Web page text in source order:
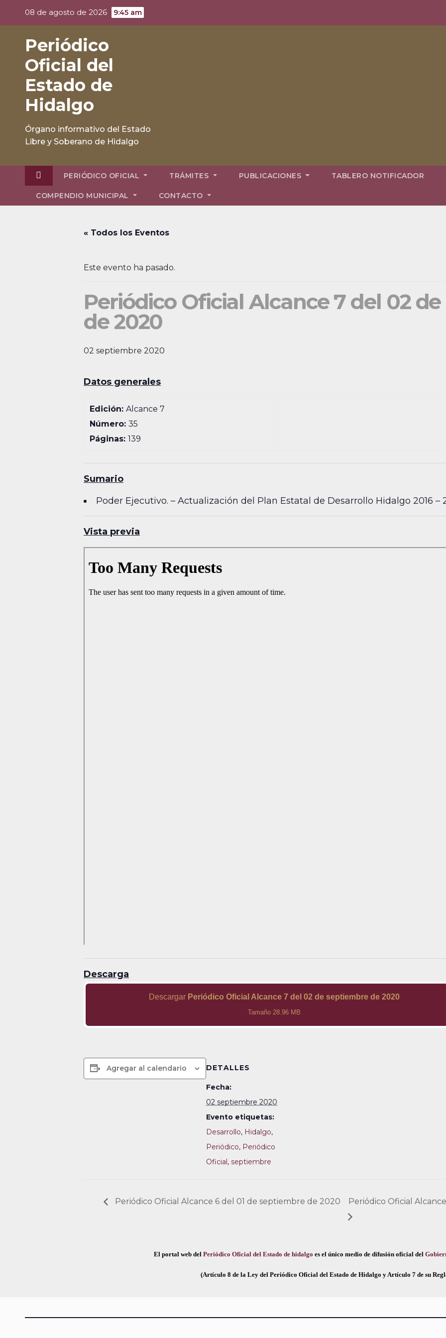
08 de agosto de 2026 9:45 am
Periódico
Oficial del
Estado de
Hidalgo
Órgano informativo del Estado
Libre y Soberano de Hidalgo
PERIÓDICO OFICIAL TRÁMITES PUBLICACIONES TABLERO NOTIFICADOR
COMPENDIO MUNICIPAL CONTACTO
« Todos los Eventos
Este evento ha pasado.
Periódico Oficial Alcance 7 del 02
de 2020
02 septiembre 2020
Datos generales
Edición:Alcance 7
Número:35
Páginas:139
Sumario
Poder Ejecutivo. – Actualización del Plan Estatal de Desarrollo Hidalgo 2016 –
Vista previa
Skip
to
PDF
content
Descarga
Descargar Periódico Oficial Alcance 7 del 02 de septiembre de 2020
Tamaño 28.96 MB
Agregar al calendario DETALLES
Fecha:
02 septiembre 2020
Evento etiquetas:
Desarrollo, Hidalgo,
Periódico, Periódico
Oficial, septiembre
Periódico Oficial Alcance 6 del 01 de septiembre de 2020 Periódico Oficial
El portal web del Periódico Oficial del Estado de hidalgo es el único medio de difusión oficial del
(Artículo 8 de la Ley del Periódico Oficial del Estado de Hidalgo y Artículo 7 de su